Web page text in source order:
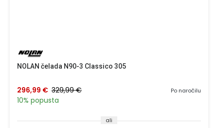
NOLAN čelada N90-3 Classico 305
Po naročilu
296,99 € 329,99 €
10% popusta
ali